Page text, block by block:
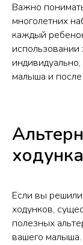
Важно
многолетних
каждый
малыша и после
Если вы решили
ходунков,
полезных
вашего малыша.